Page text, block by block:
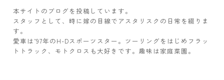
本サイトのブログを投稿しています。
スタッフとして、時に嫁の目線でアスタリスクの日常を綴りま
す。
愛車は’97年のH-Dスポーツスター。ツーリングをはじめフラッ
トトラック、モトクロスも大好きです。趣味は家庭菜園。